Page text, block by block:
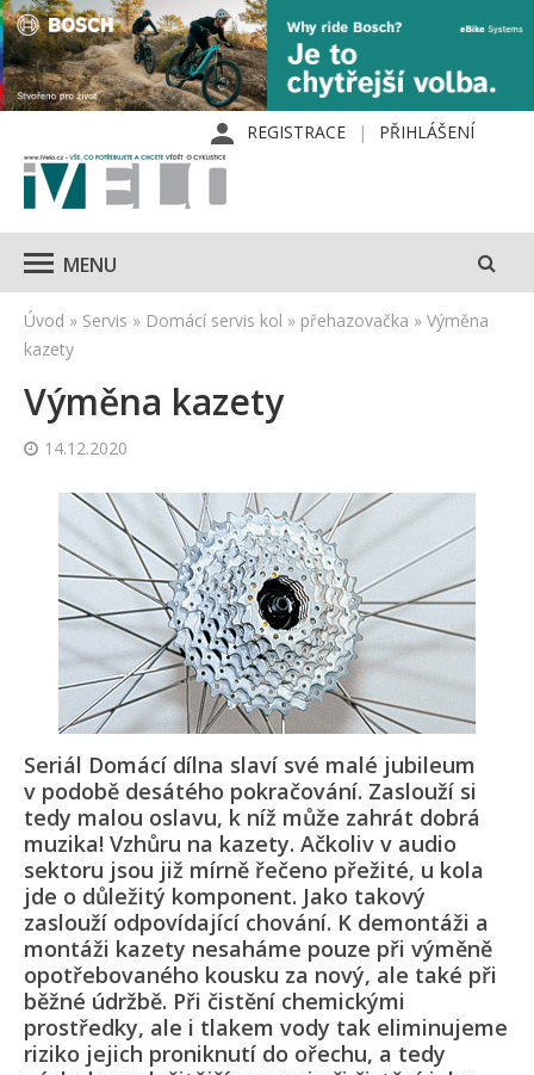
REGISTRACE PŘIHLÁŠENÍ
MENU
Úvod » Servis » Domácí servis kol » přehazovačka » Výměna
kazety
Výměna kazety
14.12.2020
Seriál Domácí dílna slaví své malé jubileum
v podobě desátého pokračování. Zaslouží si
tedy malou oslavu, k níž může zahrát dobrá
muzika! Vzhůru na kazety. Ačkoliv v audio
sektoru jsou již mírně řečeno přežité, u kola
jde o důležitý komponent. Jako takový
zaslouží odpovídající chování. K demontáži a
montáži kazety nesaháme pouze při výměně
opotřebovaného kousku za nový, ale také při
běžné údržbě. Při čistění chemickými
prostředky, ale i tlakem vody tak eliminujeme
riziko jejich proniknutí do ořechu, a tedy